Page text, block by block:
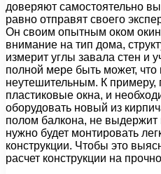
доверяют самостоятельно
равно отправят своего
Он своим опытным оком
внимание на тип дома,
измерит углы завала стен и
полной мере быть может, что
неутешительным. К примеру,
пластиковые окна, и
оборудовать новый из
полом балкона, не выдержит
нужно будет монтировать
конструкции. Чтобы это
расчет конструкции на